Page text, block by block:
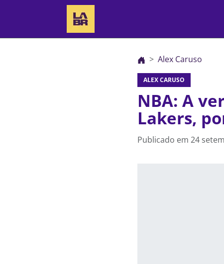
Alex Caruso
ALEX CARUSO
NBA: A
Lakers,
Publicado em 24